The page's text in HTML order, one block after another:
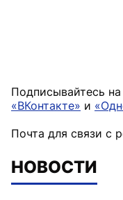
Подписывайтесь
«ВКонтакте» и
Почта для связи с
НОВОСТИ